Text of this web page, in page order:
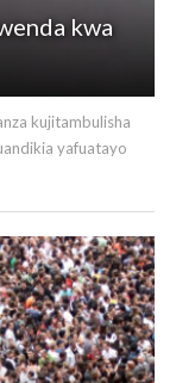
kwa
kujitambulisha
yafuatayo